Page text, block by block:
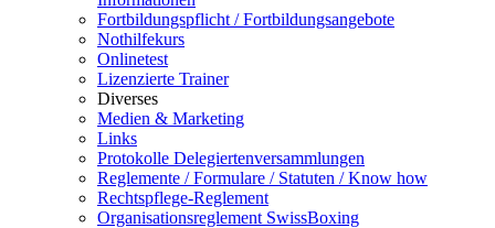
Fortbildungspflicht / Fortbildungsangebote
Nothilfekurs
Onlinetest
Lizenzierte Trainer
Diverses
Medien & Marketing
Links
Protokolle Delegiertenversammlungen
Reglemente / Formulare / Statuten / Know how
Rechtspflege-Reglement
Organisationsreglement SwissBoxing